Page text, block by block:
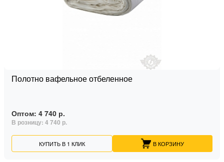
Полотно вафельное отбеленное
Оптом: 4 740 р.
В розницу: 4 740 р.
КУПИТЬ В 1 КЛИК В КОРЗИНУ